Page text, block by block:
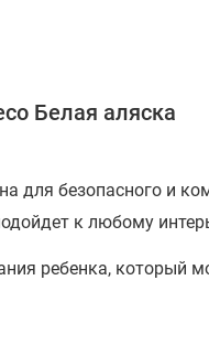
Белая аляска
для безопасного и
к любому
ребенка, который